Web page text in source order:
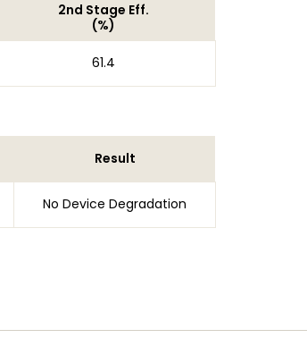
2nd Stage Eff.
(%)
61.4
Result
No Device Degradation